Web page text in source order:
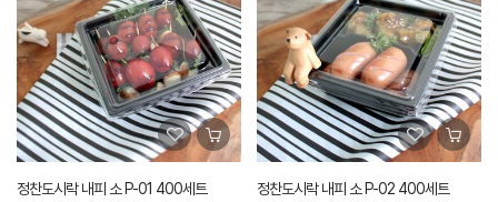
정찬도시락 내피 소 P-01 400세트 정찬도시락 내피 소 P-02 400세트